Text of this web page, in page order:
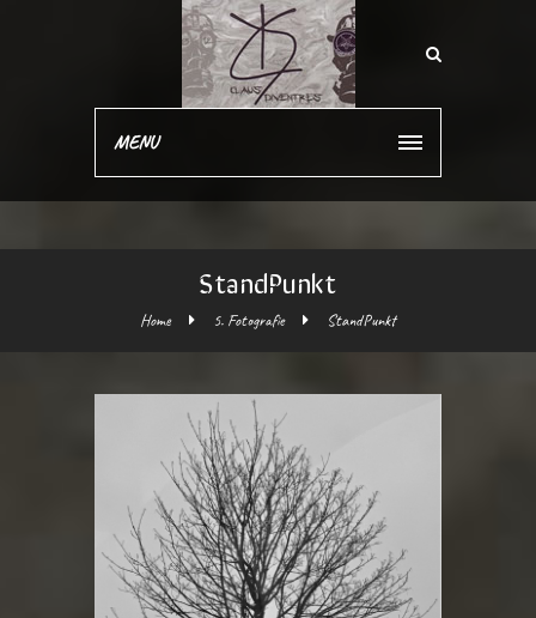
MENU
StandPunkt
Home 5. Fotografie StandPunkt